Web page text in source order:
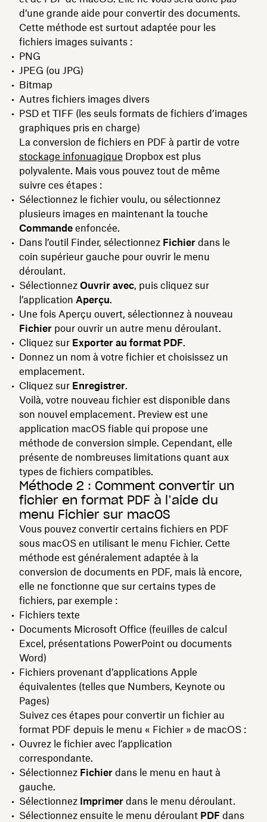
d’une grande aide pour convertir des documents.
Cette méthode est surtout adaptée pour les
fichiers images suivants :
PNG
JPEG (ou JPG)
Bitmap
Autres fichiers images divers
PSD et TIFF (les seuls formats de fichiers d’images
graphiques pris en charge)
La conversion de fichiers en PDF à partir de votre
stockage infonuagique Dropbox est plus
polyvalente. Mais vous pouvez tout de même
suivre ces étapes :
Sélectionnez le fichier voulu, ou sélectionnez
plusieurs images en maintenant la touche
Commande enfoncée.
Dans l’outil Finder, sélectionnez Fichier dans le
coin supérieur gauche pour ouvrir le menu
déroulant.
Sélectionnez Ouvrir avec, puis cliquez sur
l’application Aperçu.
Une fois Aperçu ouvert, sélectionnez à nouveau
Fichier pour ouvrir un autre menu déroulant.
Cliquez sur Exporter au format PDF.
Donnez un nom à votre fichier et choisissez un
emplacement.
Cliquez sur Enregistrer.
Voilà, votre nouveau fichier est disponible dans
son nouvel emplacement. Preview est une
application macOS fiable qui propose une
méthode de conversion simple. Cependant, elle
présente de nombreuses limitations quant aux
types de fichiers compatibles.
Méthode 2 : Comment convertir un
fichier en format PDF à l’aide du
menu Fichier sur macOS
Vous pouvez convertir certains fichiers en PDF
sous macOS en utilisant le menu Fichier. Cette
méthode est généralement adaptée à la
conversion de documents en PDF, mais là encore,
elle ne fonctionne que sur certains types de
fichiers, par exemple :
Fichiers texte
Documents Microsoft Office (feuilles de calcul
Excel, présentations PowerPoint ou documents
Word)
Fichiers provenant d’applications Apple
équivalentes (telles que Numbers, Keynote ou
Pages)
Suivez ces étapes pour convertir un fichier au
format PDF depuis le menu « Fichier » de macOS :
Ouvrez le fichier avec l’application
correspondante.
Sélectionnez Fichier dans le menu en haut à
gauche.
Sélectionnez Imprimer dans le menu déroulant.
Sélectionnez ensuite le menu déroulant PDF dans